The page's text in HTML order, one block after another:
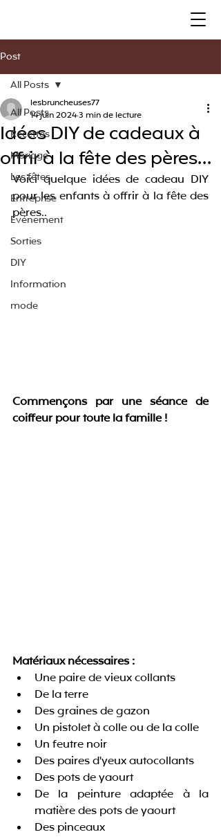
Post
All Posts
Recettes
Mariage
Les fêtes
Entreprise
Événement
Sorties
DIY
Information
mode
All Posts
Idées DIY de cadeaux à
offrir à la fête des pères…
lesbruncheuses77
14 juin 20243 min de lecture
Voici quelque idées de cadeau DIY
pour les enfants à offrir à la fête des
pères..
Commençons par une séance de
coiffeur pour toute la famille !
Matériaux nécessaires :
Une paire de vieux collants
De la terre
Des graines de gazon
Un pistolet à colle ou de la colle
Un feutre noir
Des paires d'yeux autocollants
Des pots de yaourt
De la peinture adaptée à la
matière des pots de yaourt
Des pinceaux